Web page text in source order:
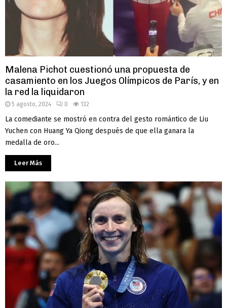
Malena Pichot cuestionó una propuesta de
casamiento en los Juegos Olímpicos de París, y en
la red la liquidaron
5 agosto, 2024 0 132
La comediante se mostró en contra del gesto romántico de Liu
Yuchen con Huang Ya Qiong después de que ella ganara la
medalla de oro...
Leer Más